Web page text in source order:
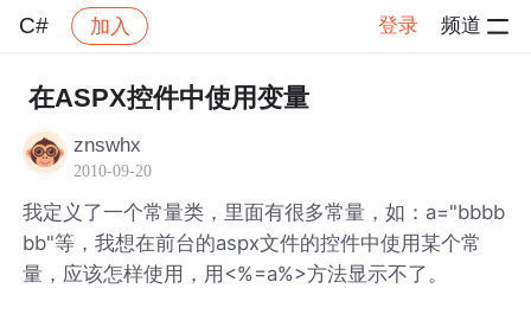
C# 加入 登录 频道
社区 C# 帖子详情
在ASPX控件中使用变量
znswhx
2010-09-20
我定义了一个常量类，里面有很多常量，如：a="bbbb
bb"等，我想在前台的aspx文件的控件中使用某个常
量，应该怎样使用，用<%=a%>方法显示不了。